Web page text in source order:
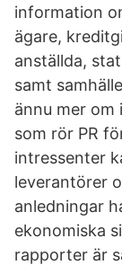
information
ägare,
anställda,
samt
ännu mer om
som rör PR
intressenter
leverantörer
anledningar
ekonomiska
rapporter är